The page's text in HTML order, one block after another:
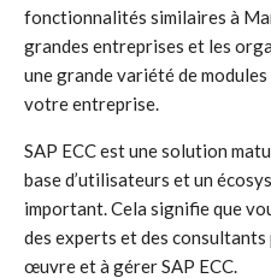
fonctionnalités similaires à
grandes entreprises et les
une grande variété de
votre entreprise.
SAP ECC est une solution
base d’utilisateurs et un
important. Cela signifie que
des experts et des
œuvre et à gérer SAP ECC.